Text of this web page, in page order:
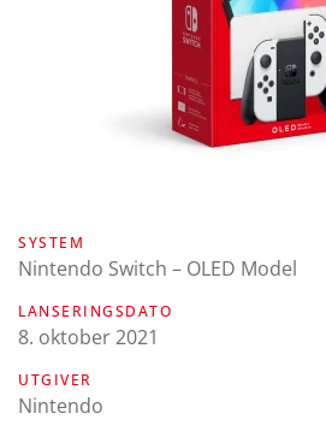
SYSTEM
Nintendo Switch – OLED Model
LANSERINGSDATO
8. oktober 2021
UTGIVER
Nintendo